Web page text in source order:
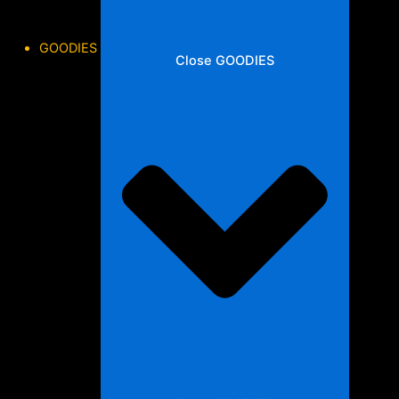
GOODIES
Close GOODIES